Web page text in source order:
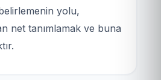
yolu,
net tanımlamak ve buna